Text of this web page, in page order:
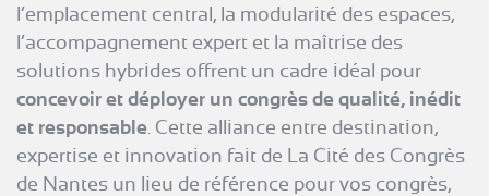
l’emplacement central, la modularité des espaces,
l’accompagnement expert et la maîtrise des
solutions hybrides offrent un cadre idéal pour
concevoir et déployer un congrès de qualité, inédit
et responsable . Cette alliance entre destination,
expertise et innovation fait de La Cité des Congrès
de Nantes un lieu de référence pour vos congrès,